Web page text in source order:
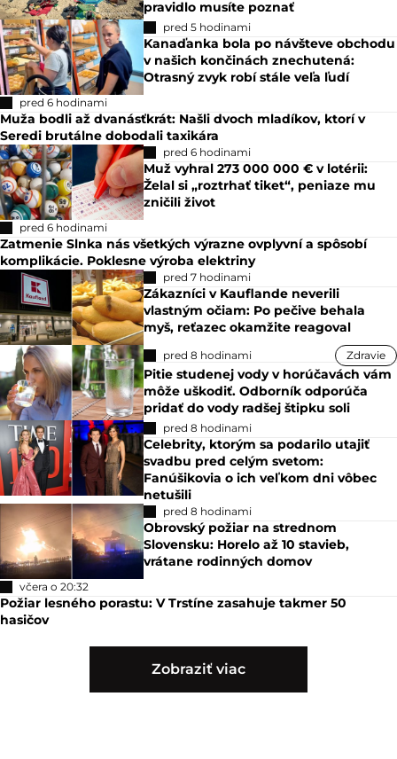
pravidlo musíte poznať
pred 5 hodinami
Kanaďanka bola po návšteve obchodu
v našich končinách znechutená:
Otrasný zvyk robí stále veľa ľudí
pred 6 hodinami
Muža bodli až dvanásťkrát: Našli dvoch mladíkov, ktorí v
Seredi brutálne dobodali taxikára
pred 6 hodinami
Muž vyhral 273 000 000 € v lotérii:
Želal si „roztrhať tiket“, peniaze mu
zničili život
pred 6 hodinami
Zatmenie Slnka nás všetkých výrazne ovplyvní a spôsobí
komplikácie. Poklesne výroba elektriny
pred 7 hodinami
Zákazníci v Kauflande neverili
vlastným očiam: Po pečive behala
myš, reťazec okamžite reagoval
pred 8 hodinami Zdravie
Pitie studenej vody v horúčavách vám
môže uškodiť. Odborník odporúča
pridať do vody radšej štipku soli
pred 8 hodinami
Celebrity, ktorým sa podarilo utajiť
svadbu pred celým svetom:
Fanúšikovia o ich veľkom dni vôbec
netušili
pred 8 hodinami
Obrovský požiar na strednom
Slovensku: Horelo až 10 stavieb,
vrátane rodinných domov
včera o 20:32
Požiar lesného porastu: V Trstíne zasahuje takmer 50
hasičov
Zobraziť viac